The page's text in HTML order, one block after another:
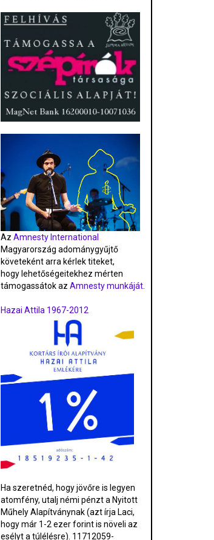
Az Amnesty International
Magyarország adománygyűjtő
követeként arra kérlek titeket,
hogy lehetőségeitekhez mérten
támogassátok az Amnesty munkáját.
Hazai Attila 1967-2012
Ha szeretnéd, hogy jövőre is legyen
atomfény, utalj némi pénzt a Nyitott
Műhely Alapítványnak (azt írja Laci,
hogy már 1-2 ezer forint is növeli az
esélyt a túlélésre). 11712059-